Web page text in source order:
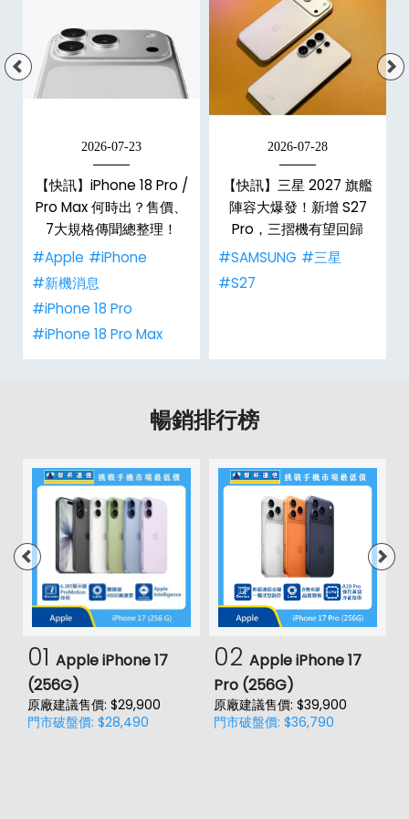
2026-07-23
【快訊】iPhone 18 Pro /
Pro Max 何時出？售價、
7大規格傳聞總整理！
#Apple #iPhone
#新機消息
#iPhone 18 Pro
#iPhone 18 Pro Max
2026-07-28
【快訊】三星 2027 旗艦
陣容大爆發！新增 S27
Pro，三摺機有望回歸
#SAMSUNG #三星
#S27
暢銷排行榜
01 Apple iPhone 17
(256G)
原廠建議售價: $29,900
門市破盤價: $28,490
02 Apple iPhone 17
Pro (256G)
原廠建議售價: $39,900
門市破盤價: $36,790